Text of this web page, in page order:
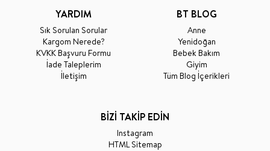
YARDIM
Sık Sorulan Sorular
Kargom Nerede?
KVKK Başvuru Formu
İade Taleplerim
İletişim
BT BLOG
Anne
Yenidoğan
Bebek Bakım
Giyim
Tüm Blog İçerikleri
BİZİ TAKİP EDİN
Instagram
HTML Sitemap